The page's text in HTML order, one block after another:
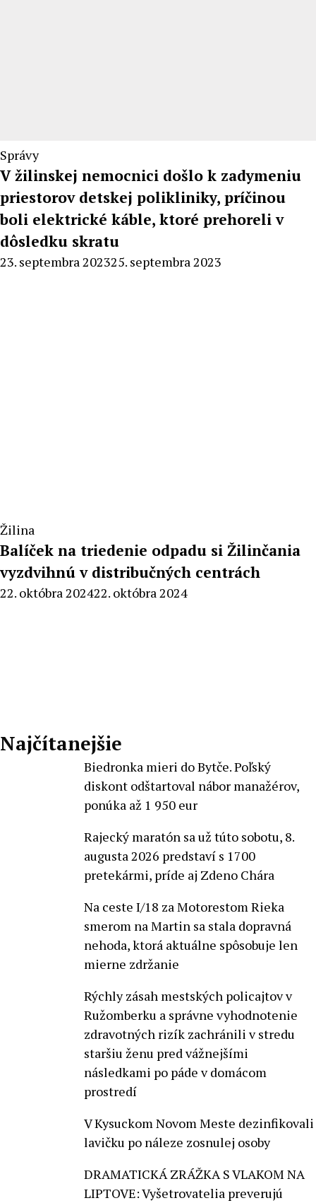
Správy
V žilinskej nemocnici došlo k zadymeniu
priestorov detskej polikliniky, príčinou
boli elektrické káble, ktoré prehoreli v
dôsledku skratu
By
23. septembra 202325. septembra 2023
Žilina
Balíček na triedenie odpadu si Žilinčania
vyzdvihnú v distribučných centrách
By
22. októbra 202422. októbra 2024
Najčítanejšie
Biedronka mieri do Bytče. Poľský
diskont odštartoval nábor manažérov,
ponúka až 1 950 eur
Rajecký maratón sa už túto sobotu, 8.
augusta 2026 predstaví s 1700
pretekármi, príde aj Zdeno Chára
Na ceste I/18 za Motorestom Rieka
smerom na Martin sa stala dopravná
nehoda, ktorá aktuálne spôsobuje len
mierne zdržanie
Rýchly zásah mestských policajtov v
Ružomberku a správne vyhodnotenie
zdravotných rizík zachránili v stredu
staršiu ženu pred vážnejšími
následkami po páde v domácom
prostredí
V Kysuckom Novom Meste dezinfikovali
lavičku po náleze zosnulej osoby
DRAMATICKÁ ZRÁŽKA S VLAKOM NA
LIPTOVE: Vyšetrovatelia preverujú